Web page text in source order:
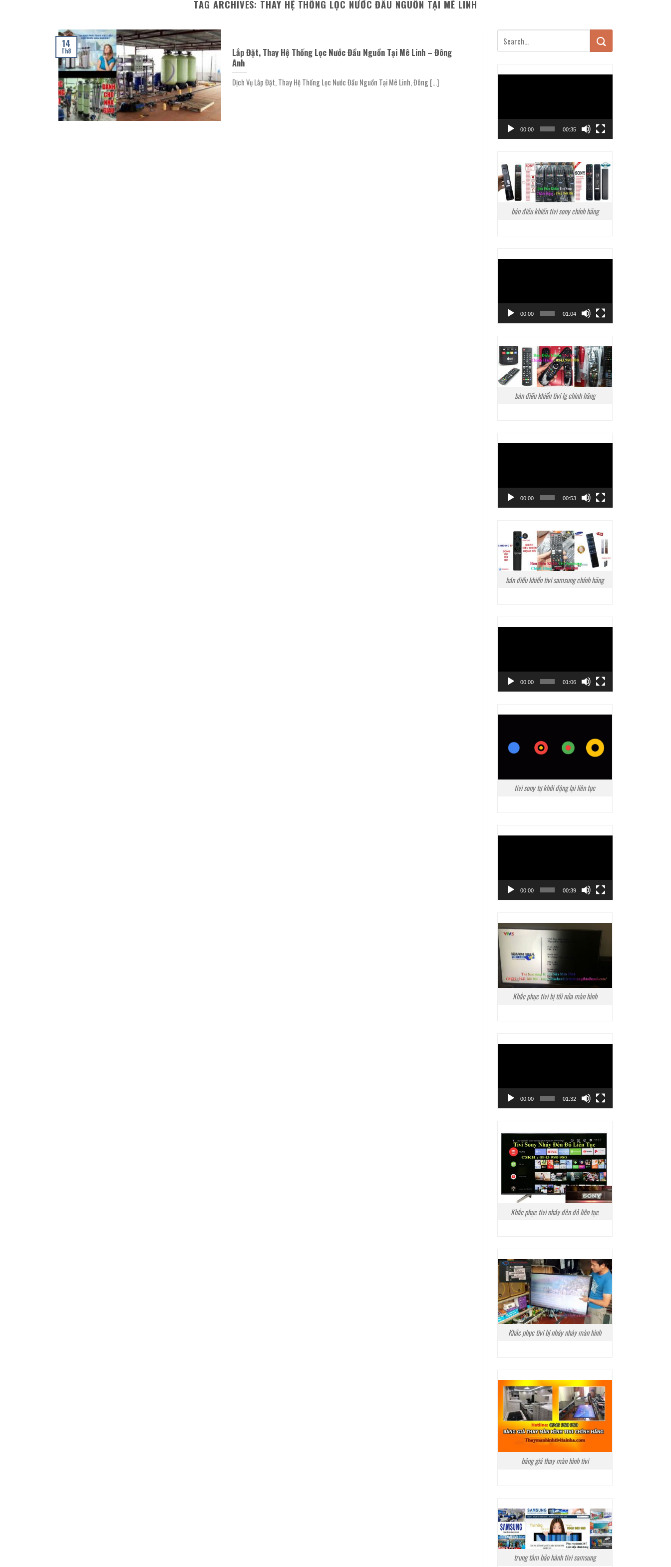
TAG ARCHIVES: THAY HỆ THỐNG LỌC NƯỚC ĐẦU NGUỒN TẠI MÊ LINH
Lắp Đặt, Thay Hệ Thống Lọc Nước Đầu Nguồn Tại Mê Linh – Đông
Anh
Dịch Vụ Lắp Đặt, Thay Hệ Thống Lọc Nước Đầu Nguồn Tại Mê Linh, Đông [...]
14
Th8
00:00 00:35
bán điều khiển tivi sony chính hãng
00:00 01:04
bán điều khiển tivi lg chính hãng
00:00 00:53
bán điều khiển tivi samsung chính hãng
00:00 01:06
tivi sony tự khởi động lại liên tục
00:00 00:39
Khắc phục tivi bị tối nửa màn hình
00:00 01:32
Khắc phục tivi nháy đèn đỏ liên tục
Khắc phục tivi bị nháy nháy màn hình
bảng giá thay màn hình tivi
trung tâm bảo hành tivi samsung